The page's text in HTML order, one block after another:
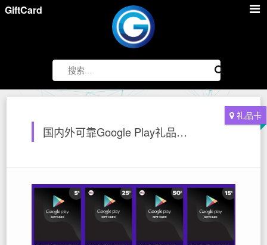
GiftCard
国内外可靠Google Play礼品卡激活码充值购买平台推荐，谷歌礼品卡在线网站购买渠道
礼品卡